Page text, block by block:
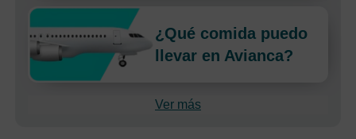
¿Qué comida puedo
llevar en Avianca?
Ver más